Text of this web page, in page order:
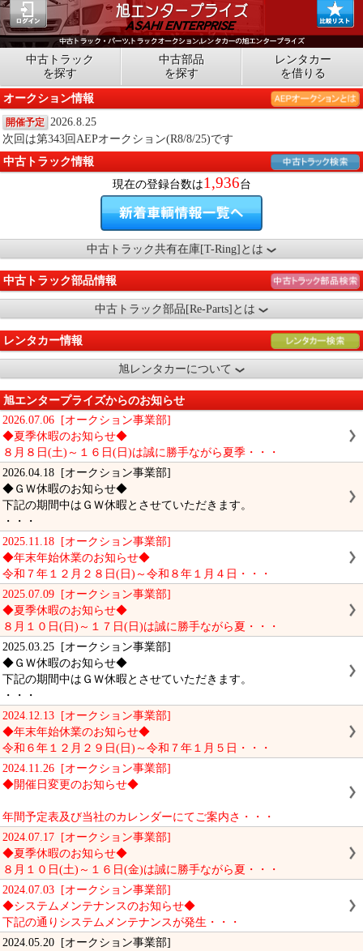
中古トラック
を探す
中古部品
を探す
レンタカー
を借りる
オークション情報
開催予定
2026.8.25
次回は第343回AEPオークション(R8/8/25)です
中古トラック情報
現在の登録台数は1,936台
中古トラック共有在庫[T-Ring]とは
中古トラック部品情報
中古トラック部品[Re-Parts]とは
レンタカー情報
旭レンタカーについて
旭エンタープライズからのお知らせ
2026.07.06 [オークション事業部]
◆夏季休暇のお知らせ◆
８月８日(土)～１６日(日)は誠に勝手ながら夏季・・・
2026.04.18 [オークション事業部]
◆ＧＷ休暇のお知らせ◆
下記の期間中はＧＷ休暇とさせていただきます。
・・・
2025.11.18 [オークション事業部]
◆年末年始休業のお知らせ◆
令和７年１２月２８日(日)～令和８年１月４日・・・
2025.07.09 [オークション事業部]
◆夏季休暇のお知らせ◆
８月１０日(日)～１７日(日)は誠に勝手ながら夏・・・
2025.03.25 [オークション事業部]
◆ＧＷ休暇のお知らせ◆
下記の期間中はＧＷ休暇とさせていただきます。
・・・
2024.12.13 [オークション事業部]
◆年末年始休業のお知らせ◆
令和６年１２月２９日(日)～令和７年１月５日・・・
2024.11.26 [オークション事業部]
◆開催日変更のお知らせ◆
年間予定表及び当社のカレンダーにてご案内さ・・・
2024.07.17 [オークション事業部]
◆夏季休暇のお知らせ◆
８月１０日(土)～１６日(金)は誠に勝手ながら夏・・・
2024.07.03 [オークション事業部]
◆システムメンテナンスのお知らせ◆
下記の通りシステムメンテナンスが発生・・・
2024.05.20 [オークション事業部]